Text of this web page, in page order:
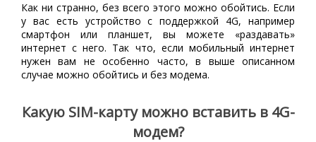
Как ни странно, без всего этого можно обойтись. Если
у вас есть устройство с поддержкой 4G, например
смартфон или планшет, вы можете «раздавать»
интернет с него. Так что, если мобильный интернет
нужен вам не особенно часто, в выше описанном
случае можно обойтись и без модема.
Какую SIM-карту можно вставить в 4G-
модем?